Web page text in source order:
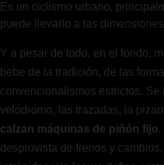
Es un ciclismo urbano,
puede llevarlo a las
Y a pesar de todo, en el fondo,
bebe de la tradición, de las
convencionalismos estrictos. Se
velódromo, las trazadas, la
calzan máquinas de piñón fijo
desprovista de frenos y